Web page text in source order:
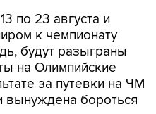
по 23 августа и
к чемпионату
будут разыграны
на Олимпийские
за путевки на ЧМ
вынуждена бороться